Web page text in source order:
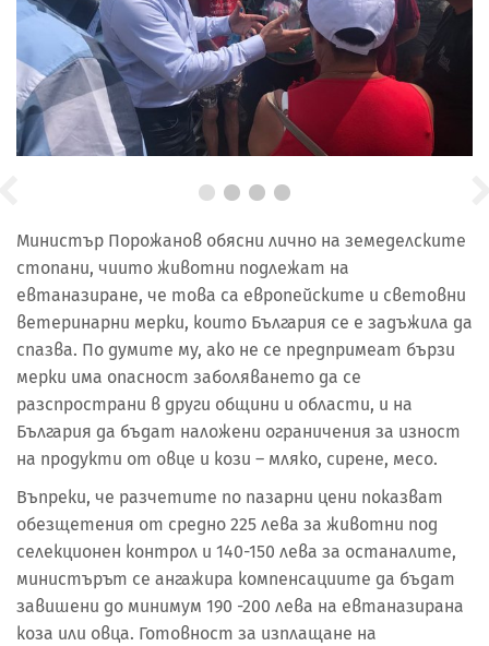
Министър Порожанов обясни лично на земеделските
стопани, чиито животни подлежат на
евтаназиране, че това са европейските и световни
ветеринарни мерки, които България се е задъжила да
спазва. По думите му, ако не се предпримеат бързи
мерки има опасност заболяването да се
разспространи в други общини и области, и на
България да бъдат наложени ограничения за изност
на продукти от овце и кози – мляко, сирене, месо.
Въпреки, че разчетите по пазарни цени показват
обезщетения от средно 225 лева за животни под
селекционен контрол и 140-150 лева за останалите,
министърът се ангажира компенсациите да бъдат
завишени до минимум 190 -200 лева на евтаназирана
коза или овца. Готовност за изплащане на